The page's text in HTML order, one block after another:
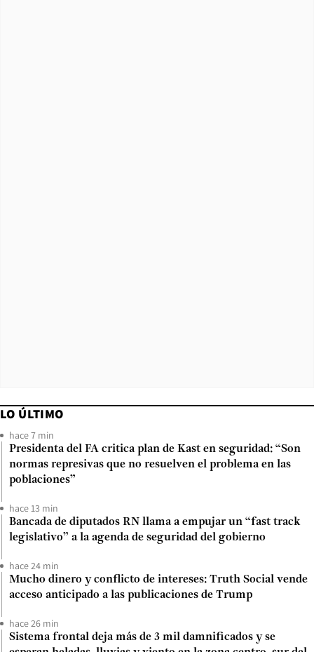
LO ÚLTIMO
hace 7 min
Presidenta del FA critica plan de Kast en seguridad: “Son
normas represivas que no resuelven el problema en las
poblaciones”
hace 13 min
Bancada de diputados RN llama a empujar un “fast track
legislativo” a la agenda de seguridad del gobierno
hace 24 min
Mucho dinero y conflicto de intereses: Truth Social vende
acceso anticipado a las publicaciones de Trump
hace 26 min
Sistema frontal deja más de 3 mil damnificados y se